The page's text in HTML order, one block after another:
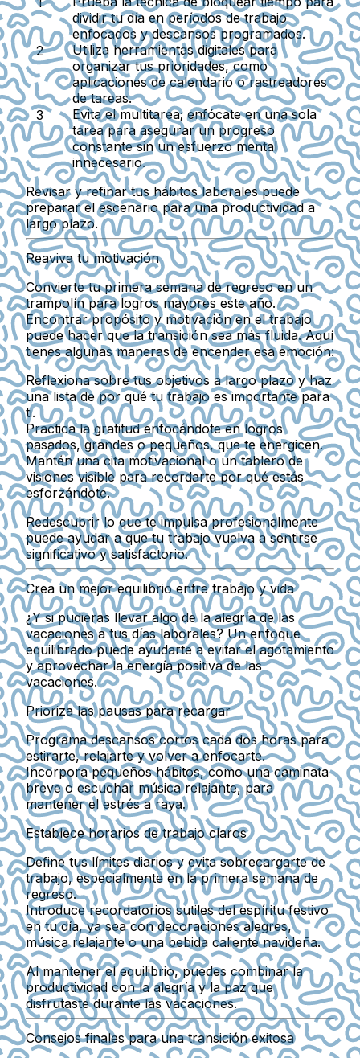
dividir tu día en períodos de trabajo
enfocados y descansos programados.
Utiliza herramientas digitales para
organizar tus prioridades, como
aplicaciones de calendario o rastreadores
de tareas.
Evita el multitarea; enfócate en una sola
tarea para asegurar un progreso
constante sin un esfuerzo mental
innecesario.
Revisar y refinar tus hábitos laborales puede
preparar el escenario para una productividad a
largo plazo.
Reaviva tu motivación
Convierte tu primera semana de regreso en un
trampolín para logros mayores este año.
Encontrar propósito y motivación en el trabajo
puede hacer que la transición sea más fluida. Aquí
tienes algunas maneras de encender esa emoción:
Reflexiona sobre tus objetivos a largo plazo y haz
una lista de por qué tu trabajo es importante para
ti.
Practica la gratitud enfocándote en logros
pasados, grandes o pequeños, que te energicen.
Mantén una cita motivacional o un tablero de
visiones visible para recordarte por qué estás
esforzándote.
Redescubrir lo que te impulsa profesionalmente
puede ayudar a que tu trabajo vuelva a sentirse
significativo y satisfactorio.
Crea un mejor equilibrio entre trabajo y vida
¿Y si pudieras llevar algo de la alegría de las
vacaciones a tus días laborales? Un enfoque
equilibrado puede ayudarte a evitar el agotamiento
y aprovechar la energía positiva de las
vacaciones.
Prioriza las pausas para recargar
Programa descansos cortos cada dos horas para
estirarte, relajarte y volver a enfocarte.
Incorpora pequeños hábitos, como una caminata
breve o escuchar música relajante, para
mantener el estrés a raya.
Establece horarios de trabajo claros
Define tus límites diarios y evita sobrecargarte de
trabajo, especialmente en la primera semana de
regreso.
Introduce recordatorios sutiles del espíritu festivo
en tu día, ya sea con decoraciones alegres,
música relajante o una bebida caliente navideña.
Al mantener el equilibrio, puedes combinar la
productividad con la alegría y la paz que
disfrutaste durante las vacaciones.
Consejos finales para una transición exitosa